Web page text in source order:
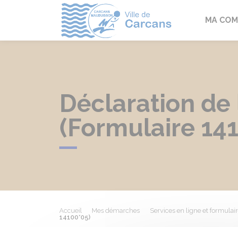
CarcansMA
Déclaration
(Formulaire
Accueil Mes démarches Services en ligne et
14100*05)